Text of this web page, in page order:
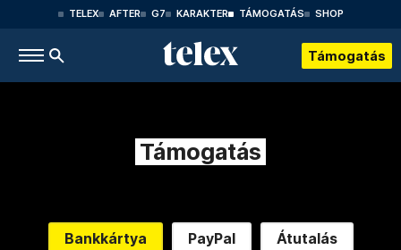
TELEX AFTER G7 KARAKTER TÁMOGATÁS SHOP
Támogatás
Támogatás
Bankkártya PayPal Átutalás